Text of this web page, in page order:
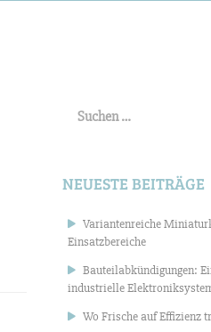
nach:
NEUESTE BEITRÄGE
Variantenreiche
Einsatzbereiche
Bauteilabkündigungen:
industrielle
Wo Frische auf Effizienz